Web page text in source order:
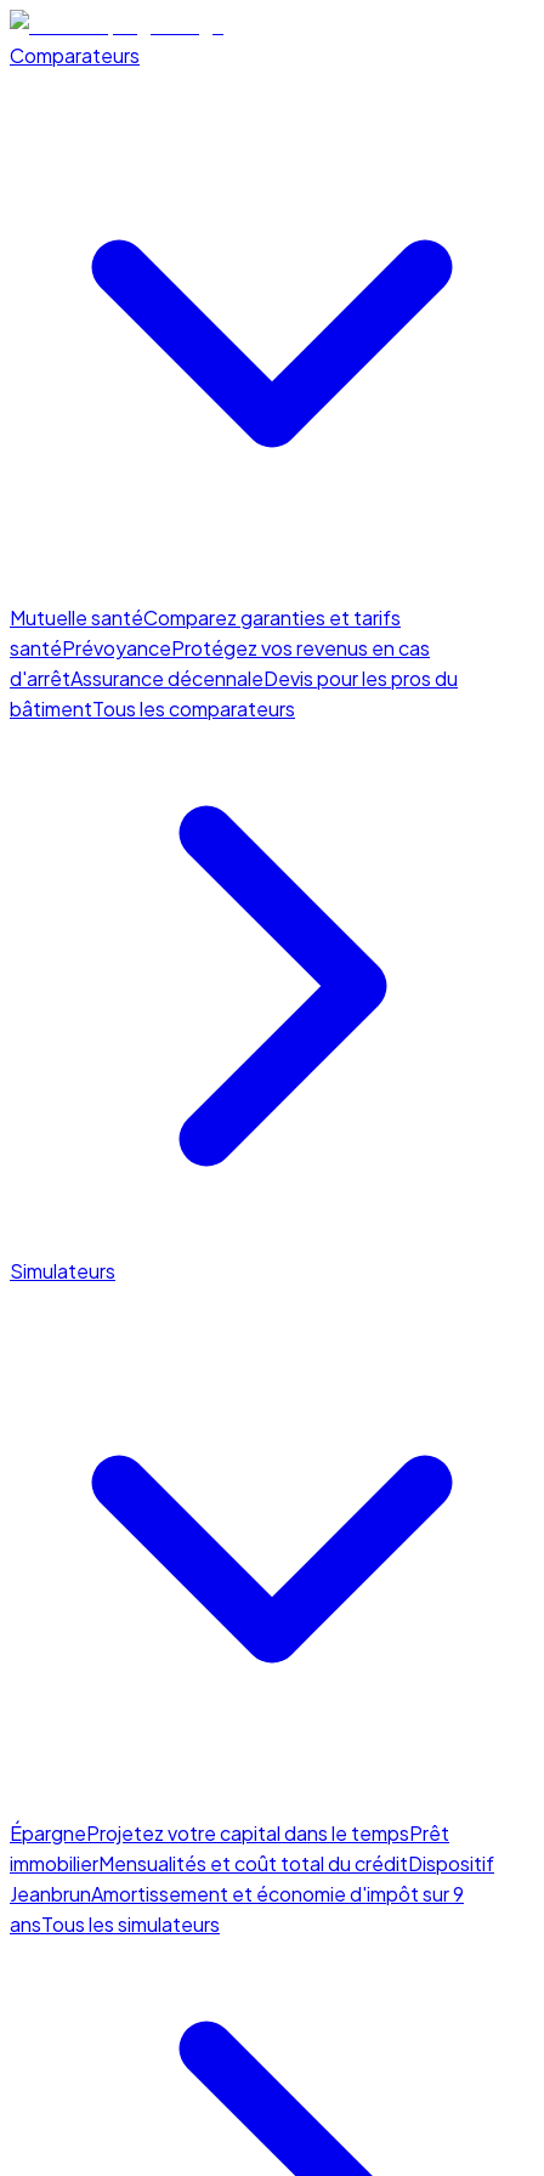
Comparateurs
Mutuelle santéComparez garanties et tarifs
santéPrévoyanceProtégez vos revenus en cas
d'arrêtAssurance décennaleDevis pour les pros du
bâtimentTous les comparateurs
Simulateurs
ÉpargneProjetez votre capital dans le tempsPrêt
immobilierMensualités et coût total du créditDispositif
JeanbrunAmortissement et économie d'impôt sur 9
ansTous les simulateurs